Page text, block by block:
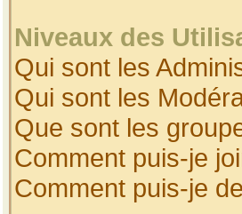
Niveaux des
Qui sont les
Qui sont les
Que sont les
Comment puis-je
Comment puis-je